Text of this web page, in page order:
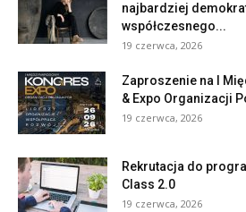
najbardziej
współczesnego...
19 czerwca, 2026
Zaproszenie na I
& Expo Organizacji
19 czerwca, 2026
Rekrutacja do
Class 2.0
19 czerwca, 2026